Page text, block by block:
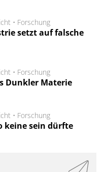
• Forschung
setzt auf falsche
• Forschung
Dunkler Materie
• Forschung
keine sein dürfte